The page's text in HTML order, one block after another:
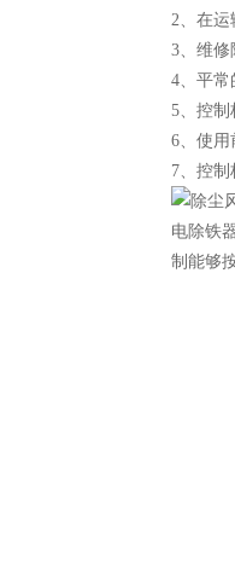
2、在运
3、维
4、平常
5、控制
6、使用
7、控
电除铁
制能够